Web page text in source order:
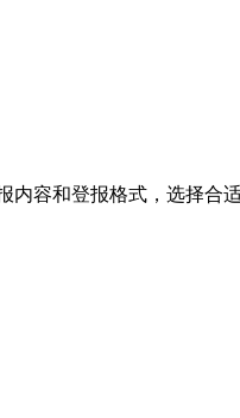
容和登报格式，选择合